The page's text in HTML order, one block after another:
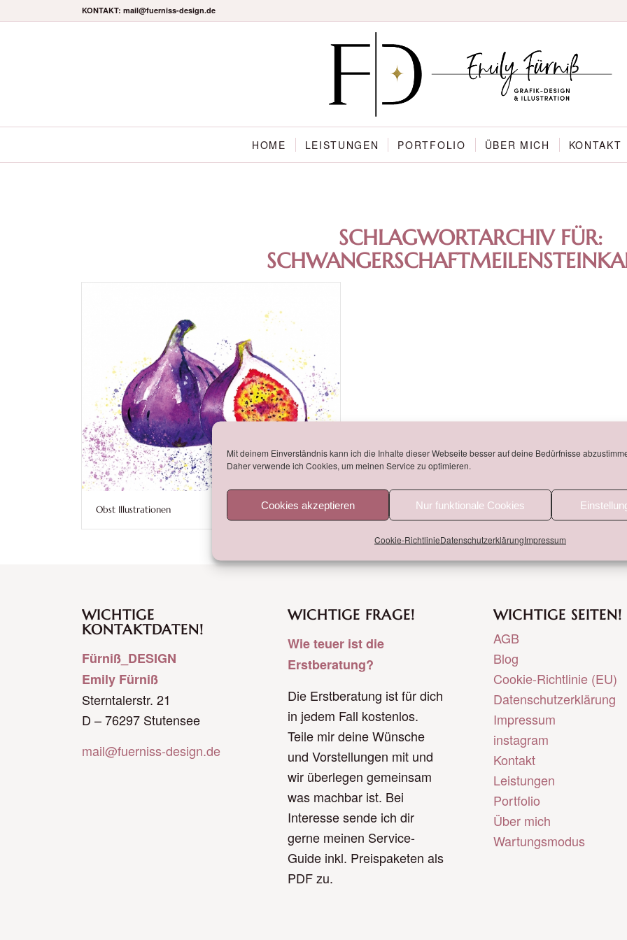
Mit deinem Einverständnis kann ich die Inhalte dieser Webseite besser auf deine Bedürfnisse
Daher verwende ich Cookies, um meinen Service zu optimieren.
Cookies akzeptieren Nur funktionale Cookies
Cookie-RichtlinieDatenschutzerklärungImpressum
KONTAKT: mail@fuerniss-design.de
HOME LEISTUNGEN PORTFOLIO ÜBER MICH KONTAKT
SCHLAGWORTARCHIV FÜR:
Obst Illustrationen
WICHTIGE
KONTAKTDATEN!
Fürniß_DESIGN
Emily Fürniß
Sterntalerstr. 21
D – 76297 Stutensee
mail@fuerniss-design.de
WICHTIGE FRAGE!
Wie teuer ist die
Erstberatung?
Die Erstberatung ist für dich
in jedem Fall kostenlos.
Teile mir deine Wünsche
und Vorstellungen mit und
wir überlegen gemeinsam
was machbar ist. Bei
Interesse sende ich dir
gerne meinen Service-
Guide inkl. Preispaketen als
PDF zu.
WICHTIGE SEITEN!
AGB
Blog
Cookie-Richtlinie (EU)
Datenschutzerklärung
Impressum
instagram
Kontakt
Leistungen
Portfolio
Über mich
Wartungsmodus